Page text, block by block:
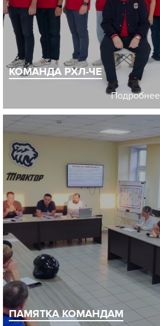
КОМАНДА РХЛ-ЧЕ
Подробнее
ПАМЯТКА КОМАНДАМ